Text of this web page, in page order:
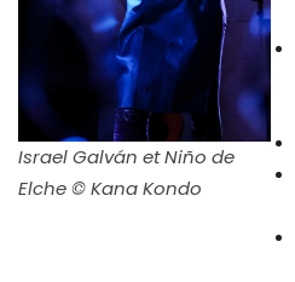
Israel Galván et Niño de
Elche © Kana Kondo